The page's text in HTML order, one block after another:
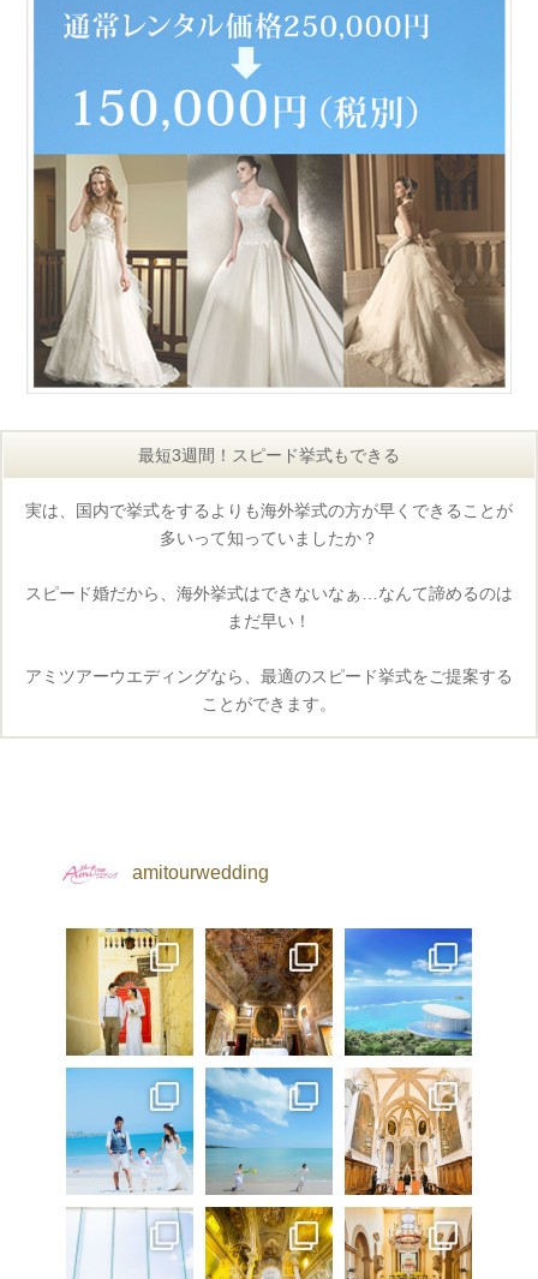
最短3週間！スピード挙式もできる
実は、国内で挙式をするよりも海外挙式の方が早くできることが
多いって知っていましたか？
スピード婚だから、海外挙式はできないなぁ…なんて諦めるのは
まだ早い！
アミツアーウエディングなら、最適のスピード挙式をご提案する
ことができます。
amitourwedding